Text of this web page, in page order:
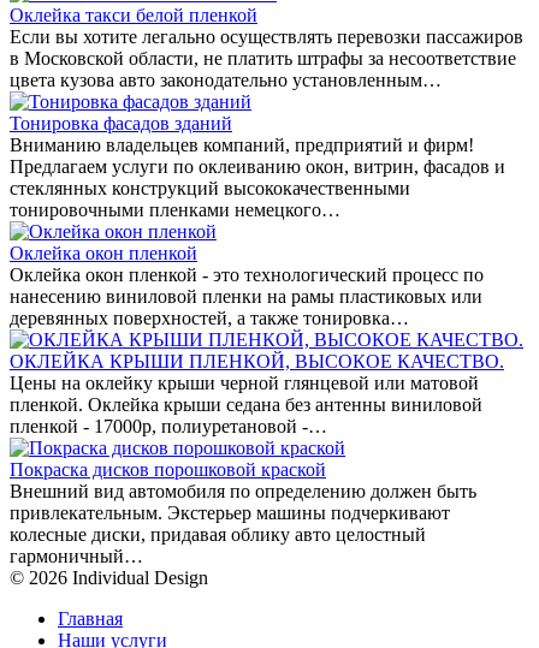
Оклейка такси белой пленкой
Если вы хотите легально осуществлять перевозки пассажиров
в Московской области, не платить штрафы за несоответствие
цвета кузова авто законодательно установленным…
Тонировка фасадов зданий
Вниманию владельцев компаний, предприятий и фирм!
Предлагаем услуги по оклеиванию окон, витрин, фасадов и
стеклянных конструкций высококачественными
тонировочными пленками немецкого…
Оклейка окон пленкой
Оклейка окон пленкой - это технологический процесс по
нанесению виниловой пленки на рамы пластиковых или
деревянных поверхностей, а также тонировка…
ОКЛЕЙКА КРЫШИ ПЛЕНКОЙ, ВЫСОКОЕ КАЧЕСТВО.
Цены на оклейку крыши черной глянцевой или матовой
пленкой. Оклейка крыши седана без антенны виниловой
пленкой - 17000р, полиуретановой -…
Покраска дисков порошковой краской
Внешний вид автомобиля по определению должен быть
привлекательным. Экстерьер машины подчеркивают
колесные диски, придавая облику авто целостный
гармоничный…
© 2026 Individual Design
Главная
Наши услуги